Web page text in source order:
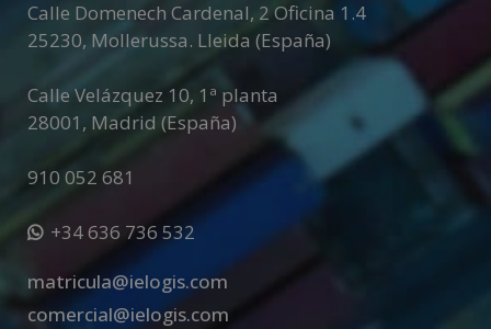
Calle Domenech Cardenal, 2 Oficina 1.4
25230, Mollerussa. Lleida (España)
Calle Velázquez 10, 1ª planta
28001 , Madrid (España)
910 052 681
+34 636 736 532
matricula@ielogis.com
comercial@ielogis.com